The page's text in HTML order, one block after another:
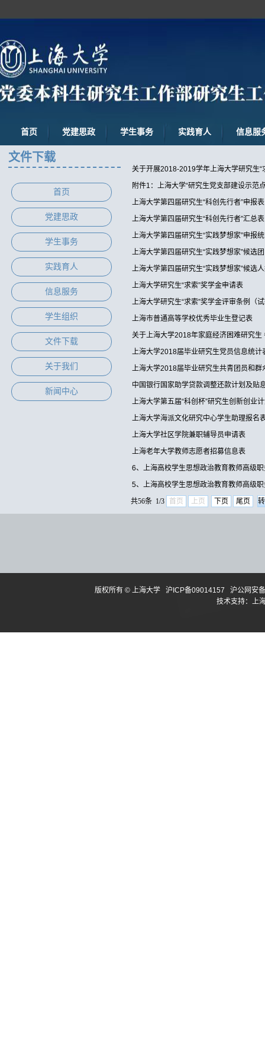
首页 党建思政 学生事务 实践育人 信息服
文件下载
首页
党建思政
学生事务
实践育人
信息服务
学生组织
文件下载
关于我们
新闻中心
关于开展2018-2019学年上海大学研究生“
附件1：上海大学“研究生党支部建设示范
上海大学第四届研究生“科创先行者”申报表
上海大学第四届研究生“科创先行者”汇总表
上海大学第四届研究生“实践梦想家”申报
上海大学第四届研究生“实践梦想家”候选
上海大学第四届研究生“实践梦想家”候选
上海大学研究生“求索”奖学金申请表
上海大学研究生“求索”奖学金评审条例（
上海市普通高等学校优秀毕业生登记表
关于上海大学2018年家庭经济困难研究生
上海大学2018届毕业研究生党员信息统计
上海大学2018届毕业研究生共青团员和群
中国银行国家助学贷款调整还款计划及贴
上海大学第五届“科创杯”研究生创新创业
上海大学海派文化研究中心学生助理报名
上海大学社区学院兼职辅导员申请表
上海老年大学教师志愿者招募信息表
6、上海高校学生思想政治教育教师高级
5、上海高校学生思想政治教育教师高级
共56条 1/3
首页 上页 下页 尾页
版权所有 © 上海大学 沪ICP备09014157
沪公网安
技术支持：上